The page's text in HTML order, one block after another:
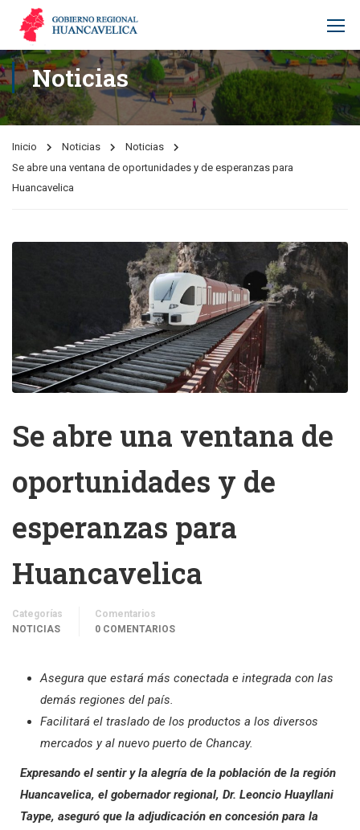
Noticias
Inicio Noticias
Noticias
Se abre una ventana de oportunidades y de esperanzas para
Huancavelica
Se abre una ventana de
oportunidades y de
esperanzas para
Huancavelica
Categorías
NOTICIAS
Comentarios
0 COMENTARIOS
Asegura que estará más conectada e integrada con las
demás regiones del país.
Facilitará el traslado de los productos a los diversos
mercados y al nuevo puerto de Chancay.
Expresando el sentir y la alegría de la población de la región
Huancavelica, el gobernador regional, Dr. Leoncio Huayllani
Taype, aseguró que la adjudicación en concesión para la